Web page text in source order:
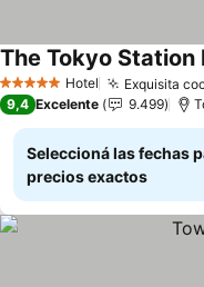
5 Estrellas Hotel Exquisita
The Tokyo Station
9,4 Excelente 9.499
Seleccioná las fechas
precios exactos